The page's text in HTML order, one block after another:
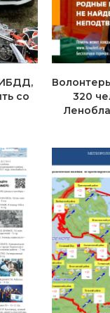
со
320